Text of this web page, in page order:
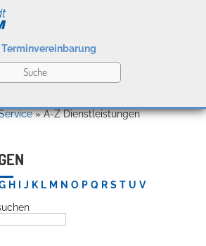
Terminvereinbarung
»A-Z Dienstleistungen
H J K L M N O P Q R S T U V